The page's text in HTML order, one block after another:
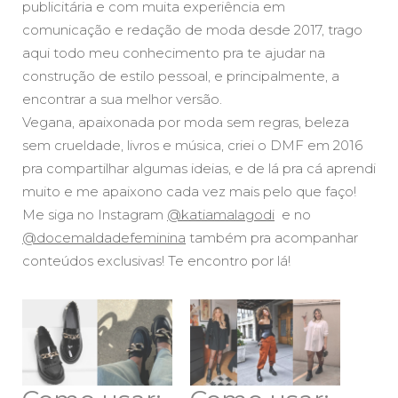
publicitária e com muita experiência em
comunicação e redação de moda desde 2017, trago
aqui todo meu conhecimento pra te ajudar na
construção de estilo pessoal, e principalmente, a
encontrar a sua melhor versão.
Vegana, apaixonada por moda sem regras, beleza
sem crueldade, livros e música, criei o DMF em 2016
pra compartilhar algumas ideias, e de lá pra cá aprendi
muito e me apaixono cada vez mais pelo que faço!
Me siga no Instagram @katiamalagodi e no
@docemaldadefeminina também pra acompanhar
conteúdos exclusivas! Te encontro por lá!